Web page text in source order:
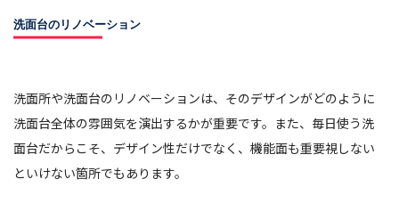
洗面台のリノベーション
洗面所や洗面台のリノベーションは、そのデザインがどのように
洗面台全体の雰囲気を演出するかが重要です。また、毎日使う洗
面台だからこそ、デザイン性だけでなく、機能面も重要視しない
といけない箇所でもあります。